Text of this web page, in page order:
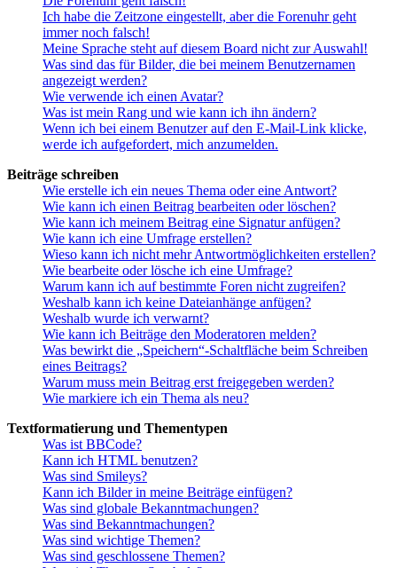
Ich habe die Zeitzone eingestellt, aber die Forenuhr geht
immer noch falsch!
Meine Sprache steht auf diesem Board nicht zur Auswahl!
Was sind das für Bilder, die bei meinem Benutzernamen
angezeigt werden?
Wie verwende ich einen Avatar?
Was ist mein Rang und wie kann ich ihn ändern?
Wenn ich bei einem Benutzer auf den E-Mail-Link klicke,
werde ich aufgefordert, mich anzumelden.
Beiträge schreiben
Wie erstelle ich ein neues Thema oder eine Antwort?
Wie kann ich einen Beitrag bearbeiten oder löschen?
Wie kann ich meinem Beitrag eine Signatur anfügen?
Wie kann ich eine Umfrage erstellen?
Wieso kann ich nicht mehr Antwortmöglichkeiten erstellen?
Wie bearbeite oder lösche ich eine Umfrage?
Warum kann ich auf bestimmte Foren nicht zugreifen?
Weshalb kann ich keine Dateianhänge anfügen?
Weshalb wurde ich verwarnt?
Wie kann ich Beiträge den Moderatoren melden?
Was bewirkt die „Speichern“-Schaltfläche beim Schreiben
eines Beitrags?
Warum muss mein Beitrag erst freigegeben werden?
Wie markiere ich ein Thema als neu?
Textformatierung und Thementypen
Was ist BBCode?
Kann ich HTML benutzen?
Was sind Smileys?
Kann ich Bilder in meine Beiträge einfügen?
Was sind globale Bekanntmachungen?
Was sind Bekanntmachungen?
Was sind wichtige Themen?
Was sind geschlossene Themen?